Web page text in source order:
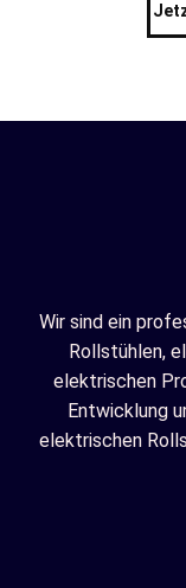
Wir sind ein
Rollstühlen,
elektrischen
Entwicklung
elektrischen